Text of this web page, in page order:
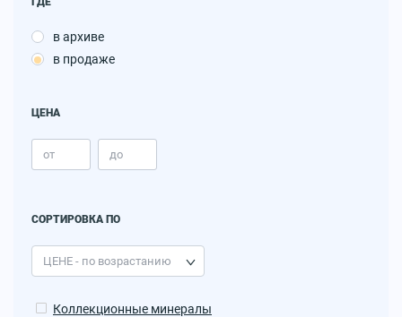
в архиве
в продаже
ЦЕНА
СОРТИРОВКА ПО
Коллекционные минералы